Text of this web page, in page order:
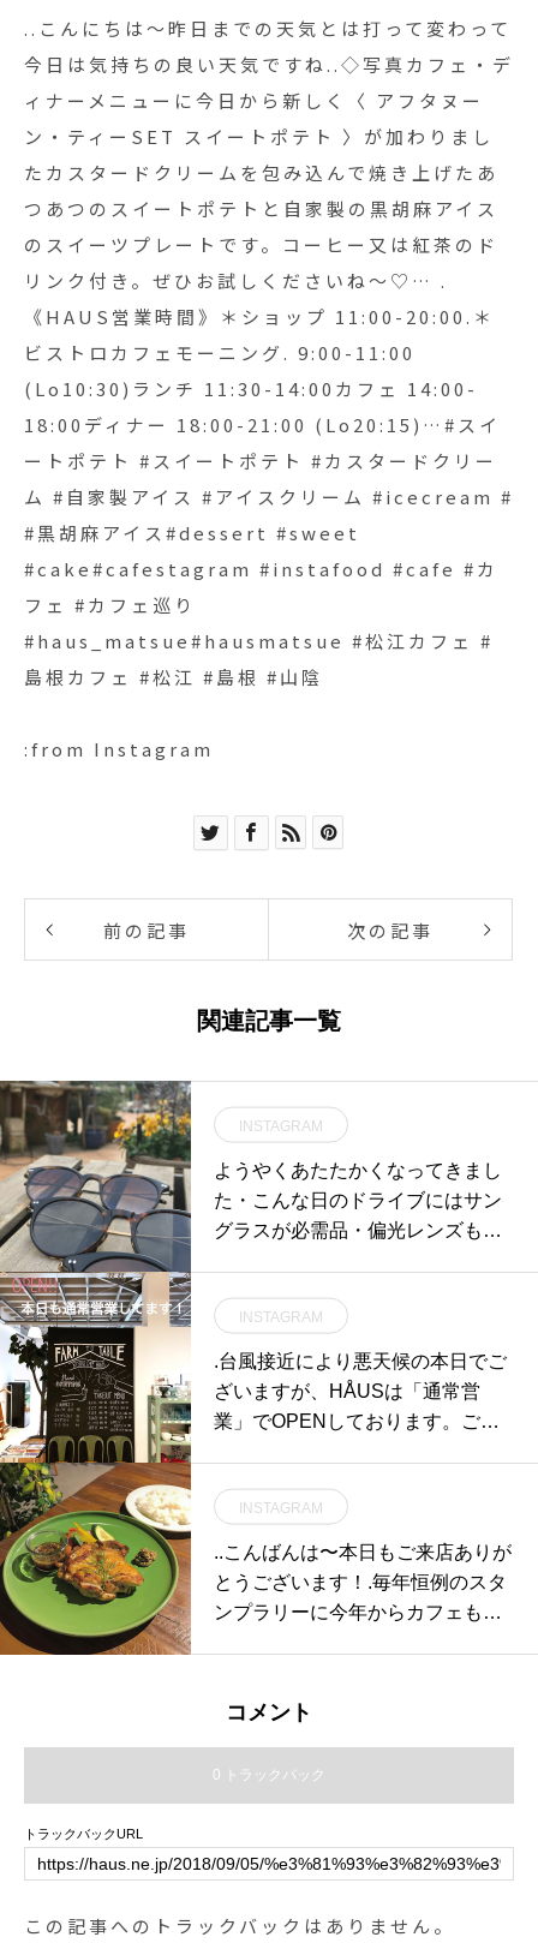
営業時間》＊ショップ 11:00-20:00.＊ビストロカ
フェモーニング. 9:00-11:00 (Lo10:30)ランチ
11:30-14:00カフェ 14:00-18:00ディナー 18:00-
ト #カスタードクリーム #自家製アイス #アイスク
リーム #icecream # #黒胡麻アイス#dessert
#sweet #cake#cafestagram #instafood #cafe #
カフェ #カフェ巡り#haus_matsue#hausmatsue
#松江カフェ #島根カフェ #松江 #島根 #山陰
..こんにちは〜︎昨日までの天気とは打って変わって
今日は気持ちの良い天気ですね︎..◇写真カフェ・デ
ィナーメニューに今日から新しく〈 アフタヌー
ン・ティーSET スイートポテト 〉が加わりまし
た︎カスタードクリームを包み込んで焼き上げたあ
つあつのスイートポテトと自家製の黒胡麻アイス
のスイーツプレートです。コーヒー又は紅茶のド
リンク付き。ぜひお試しくださいね〜♡… .
《HAUS営業時間》＊ショップ 11:00-20:00.＊
ビストロカフェモーニング. 9:00-11:00
(Lo10:30)ランチ 11:30-14:00カフェ 14:00-
18:00ディナー 18:00-21:00 (Lo20:15)…#スイ
ートポテト #スイートポテト #カスタードクリー
ム #自家製アイス #アイスクリーム #icecream #
#黒胡麻アイス#dessert #sweet
#cake#cafestagram #instafood #cafe #カ
フェ #カフェ巡り
#haus_matsue#hausmatsue #松江カフェ #
島根カフェ #松江 #島根 #山陰
:from Instagram
前の記事 次の記事
関連記事一覧
INSTAGRAM
ようやくあたたかくなってきまし
た・こんな日のドライブにはサン
グラスが必需品・偏光レンズも試
に寄り添うメガネ#oliverpeoples #
optical#めがね#hausmatsue #島根
#松江#松江メガネ#新生活
INSTAGRAM
.台風接近により悪天候の本日でご
ざいますが、HÅUSは「通常営
業」でOPENしております。ご来
ショップ 11:00-20:00.＊ビストロ
カフェモーニング. 9:00-11:00 (Lo1
0:30)ランチ 11:30-14:00カフェ 14:
00-18:00ディナー 18:00-21:00 (Lo
ue#ハウス松江#haus#ハウス#nor
ガルド#outdoor#アウトドア#松江
#島根
INSTAGRAM
..こんばんは〜本日もご来店ありが
とうございます！.毎年恒例のスタ
ンプラリーに今年からカフェも参
します◎モーニング、ランチ、カ
してご利用いただけるのは1月2日
からになりますのでお気をつけく
コメント
0 トラックバック
トラックバックURL
この記事へのトラックバックはありません。